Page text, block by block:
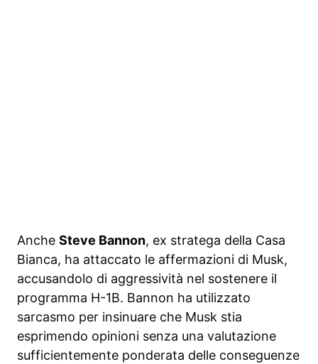
Anche Steve Bannon, ex stratega della Casa
Bianca, ha attaccato le affermazioni di Musk,
accusandolo di aggressività nel sostenere il
programma H-1B. Bannon ha utilizzato
sarcasmo per insinuare che Musk stia
esprimendo opinioni senza una valutazione
sufficientemente ponderata delle conseguenze